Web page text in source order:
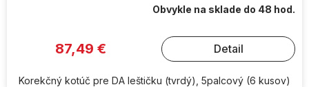
Obvykle na sklade do 48 hod.
87,49 € Detail
Korekčný kotúč pre DA leštičku (tvrdý), 5palcový (6 kusov)